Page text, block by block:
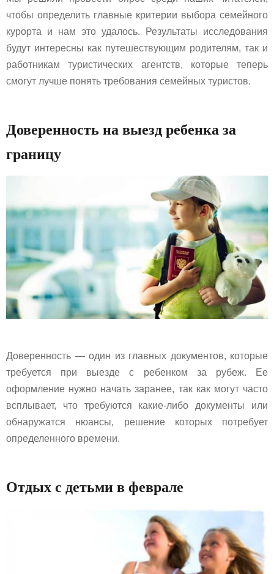
чтобы определить главные критерии выбора семейного
курорта и нам это удалось. Результаты исследования
будут интересны как путешествующим родителям, так и
работникам туристических агентств, которые теперь
смогут лучше понять требования семейных туристов.
Доверенность на выезд ребенка за
границу
Доверенность — один из главных документов, которые
требуется при выезде с ребенком за рубеж. Ее
оформление нужно начать заранее, так как могут часто
всплывает, что требуются какие-либо документы или
обнаружатся нюансы, решение которых потребует
определенного времени.
Отдых с детьми в феврале